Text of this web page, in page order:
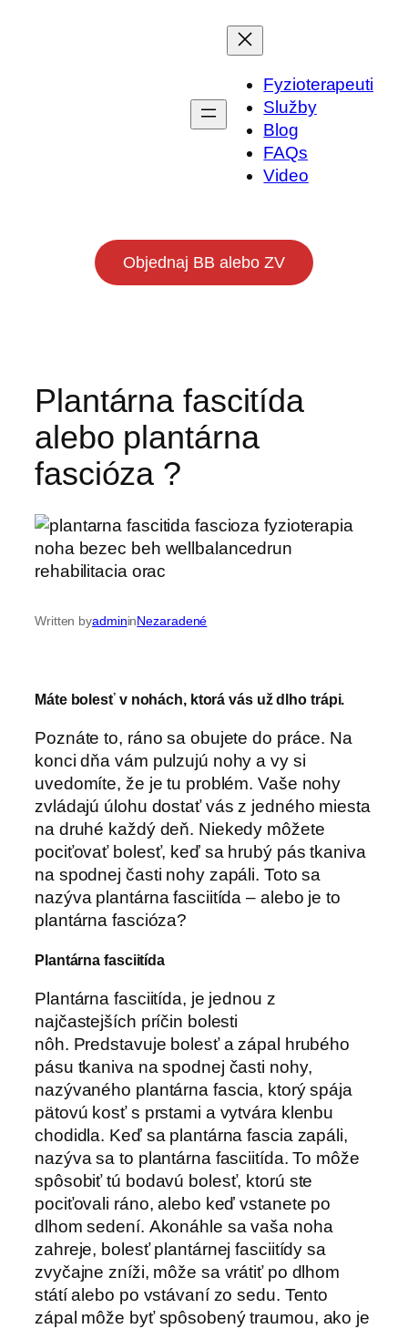
Fyzioterapeuti
Služby
Blog
FAQs
Video
Objednaj BB alebo ZV
Plantárna fascitída
alebo plantárna
fascióza ?
Written byadmininNezaradené
Máte bolesť v nohách, ktorá vás už dlho trápi.
Poznáte to, ráno sa obujete do práce. Na
konci dňa vám pulzujú nohy a vy si
uvedomíte, že je tu problém. Vaše nohy
zvládajú úlohu dostať vás z jedného miesta
na druhé každý deň. Niekedy môžete
pociťovať bolesť, keď sa hrubý pás tkaniva
na spodnej časti nohy zapáli. Toto sa
nazýva plantárna fasciitída – alebo je to
plantárna fascióza?
Plantárna fasciitída
Plantárna fasciitída, je jednou z
najčastejších príčin bolesti
nôh. Predstavuje bolesť a zápal hrubého
pásu tkaniva na spodnej časti nohy,
nazývaného plantárna fascia, ktorý spája
pätovú kosť s prstami a vytvára klenbu
chodidla. Keď sa plantárna fascia zapáli,
nazýva sa to plantárna fasciitída. To môže
spôsobiť tú bodavú bolesť, ktorú ste
pociťovali ráno, alebo keď vstanete po
dlhom sedení. Akonáhle sa vaša noha
zahreje, bolesť plantárnej fasciitídy sa
zvyčajne zníži, môže sa vrátiť po dlhom
státí alebo po vstávaní zo sedu. Tento
zápal môže byť spôsobený traumou, ako je